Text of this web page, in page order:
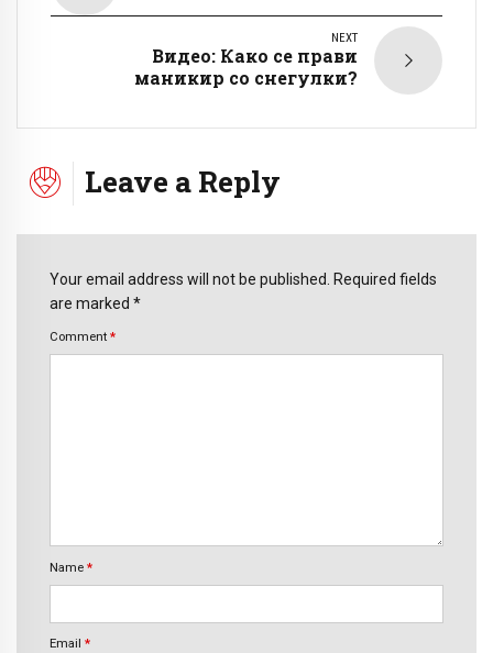
NEXT
Видео: Како се прави
маникир со снегулки?
Leave a Reply
Your email address will not be published. Required fields
are marked *
Comment *
Name *
Email *